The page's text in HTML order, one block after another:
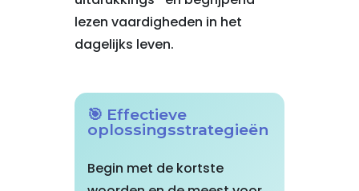
lezen vaardigheden in het
dagelijks leven.
🎯 Effectieve
oplossingsstrategieën
Begin met de kortste